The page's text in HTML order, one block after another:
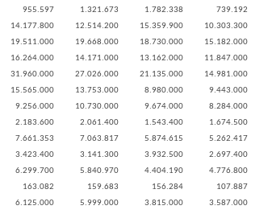
955.597 1.321.673 1.782.338 739.192
14.177.800 12.514.200 15.359.900 10.303.300
19.511.000 19.668.000 18.730.000 15.182.000
16.264.000 14.171.000 13.162.000 11.847.000
31.960.000 27.026.000 21.135.000 14.981.000
15.565.000 13.753.000 8.980.000 9.443.000
9.256.000 10.730.000 9.674.000 8.284.000
2.183.600 2.061.400 1.543.400 1.674.500
7.661.353 7.063.817 5.874.615 5.262.417
3.423.400 3.141.300 3.932.500 2.697.400
6.299.700 5.840.970 4.404.190 4.776.800
163.082 159.683 156.284 107.887
6.125.000 5.999.000 3.815.000 3.587.000